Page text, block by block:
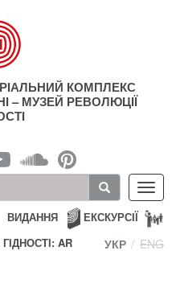
КОМПЛЕКС
– МУЗЕЙ РЕВОЛЮЦІЇ
ЕКСКУРСІЇ
ВИДАННЯ
AR
УКР ENG